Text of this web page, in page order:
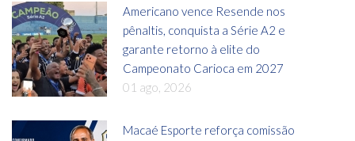
Americano vence Resende nos
pênaltis, conquista a Série A2 e
garante retorno à elite do
Campeonato Carioca em 2027
01 ago, 2026
Macaé Esporte reforça comissão